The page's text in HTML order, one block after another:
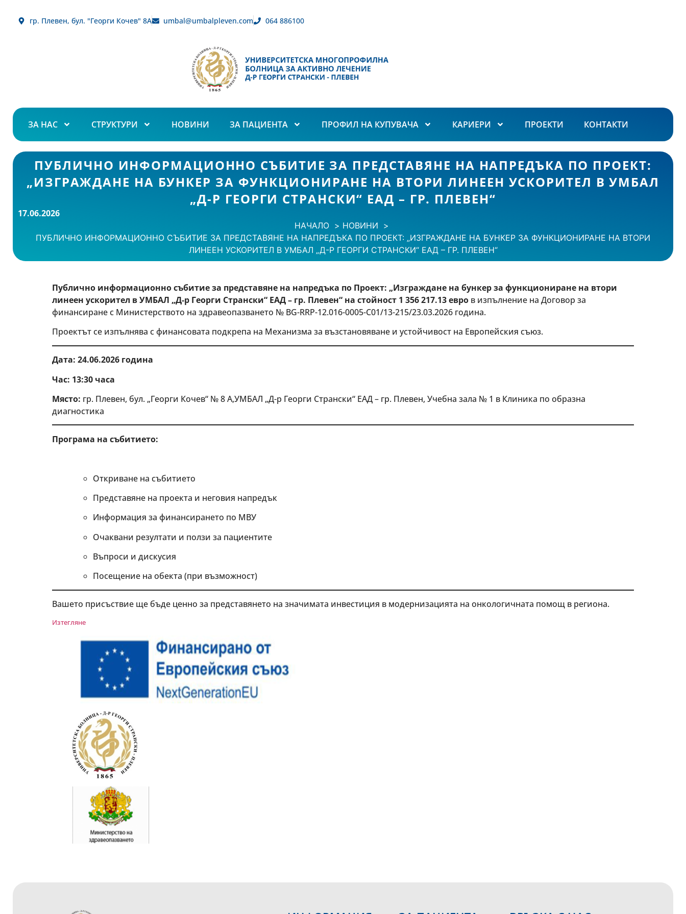
гр. Плевен, бул. "Георги Кочев" 8А umbal@umbalpleven.com 064 886100
ЗА НАС СТРУКТУРИ НОВИНИ ЗА ПАЦИЕНТА ПРОФИЛ НА КУПУВАЧА КАРИЕРИ ПРОЕКТИ КОНТАКТИ
ПУБЛИЧНО ИНФОРМАЦИОННО СЪБИТИЕ ЗА ПРЕДСТАВЯНЕ НА НАПРЕДЪКА ПО ПРОЕКТ:
„ИЗГРАЖДАНЕ НА БУНКЕР ЗА ФУНКЦИОНИРАНЕ НА ВТОРИ ЛИНЕЕН УСКОРИТЕЛ В УМБАЛ
„Д-Р ГЕОРГИ СТРАНСКИ“ ЕАД – ГР. ПЛЕВЕН“
17.06.2026
НАЧАЛО
НОВИНИ
ПУБЛИЧНО ИНФОРМАЦИОННО СЪБИТИЕ ЗА ПРЕДСТАВЯНЕ НА НАПРЕДЪКА ПО ПРОЕКТ: „ИЗГРАЖДАНЕ НА БУНКЕР ЗА ФУНКЦИОНИРАНЕ НА ВТОРИ
ЛИНЕЕН УСКОРИТЕЛ В УМБАЛ „Д-Р ГЕОРГИ СТРАНСКИ“ ЕАД – ГР. ПЛЕВЕН“
Публично информационно събитие за представяне на напредъка по Проект: „Изграждане на бункер за функциониране на втори
линеен ускорител в УМБАЛ „Д-р Георги Странски“ ЕАД – гр. Плевен“ на стойност 1 356 217.13 eвро в изпълнение на Договор за
финансиране с Министерството на здравеопазването № BG-RRP-12.016-0005-C01/13-215/23.03.2026 година.
Проектът се изпълнява с финансовата подкрепа на Механизма за възстановяване и устойчивост на Европейския съюз.
Дата: 24.06.2026 година
Час: 13:30 часа
Място: гр. Плевен, бул. „Георги Кочев“ № 8 А,УМБАЛ „Д-р Георги Странски“ ЕАД – гр. Плевен, Учебна зала № 1 в Клиника по образна
диагностика
Програма на събитието:
Откриване на събитието
Представяне на проекта и неговия напредък
Информация за финансирането по МВУ
Очаквани резултати и ползи за пациентите
Въпроси и дискусия
Посещение на обекта (при възможност)
Вашето присъствие ще бъде ценно за представянето на значимата инвестиция в модернизацията на онкологичната помощ в региона.
Изтегляне